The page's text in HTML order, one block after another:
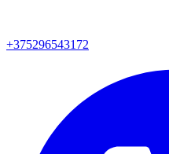
+375296543172